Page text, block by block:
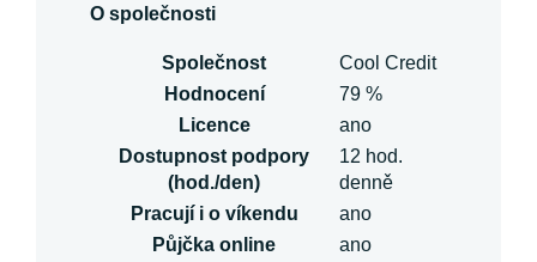
O společnosti
Společnost
Cool Credit
Hodnocení
79 %
Licence
ano
Dostupnost podpory
(hod./den)
12 hod.
denně
Pracují i o víkendu
ano
Půjčka online
ano